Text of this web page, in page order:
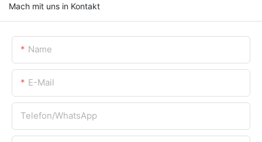
Mach mit uns in Kontakt
Name
E-Mail
Telefon/WhatsApp